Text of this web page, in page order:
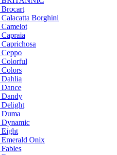
Borghini
Delight
Onix